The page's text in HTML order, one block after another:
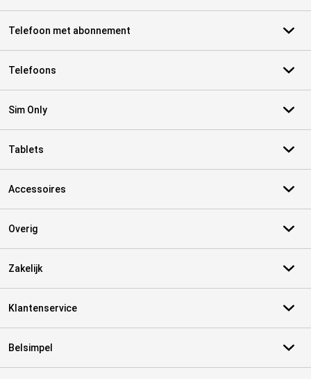
Telefoon met abonnement
Telefoons
Sim Only
Tablets
Accessoires
Overig
Zakelijk
Klantenservice
Belsimpel